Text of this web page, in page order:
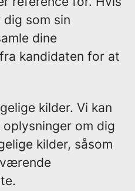
som sin
dine
kandidaten for at
kilder. Vi kan
om dig
kilder, såsom